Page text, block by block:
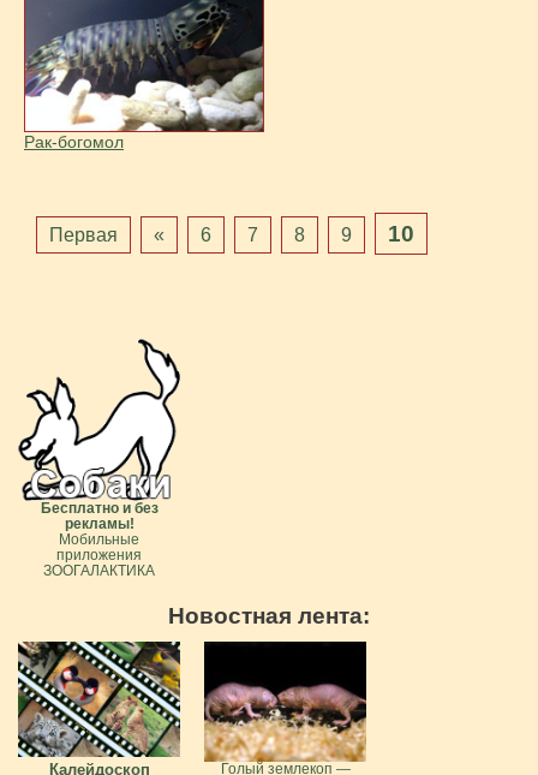
Рак-богомол
Первая « 6 7 8 9 10
Бесплатно и без
рекламы!
Мобильные
приложения
ЗООГАЛАКТИКА
Новостная лента:
Калейдоскоп Голый землекоп —